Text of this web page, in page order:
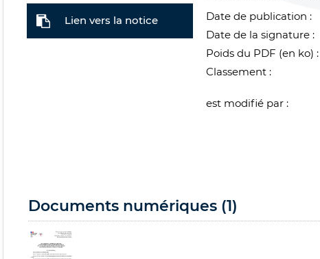
Lien vers la notice Date de publication :
Date de la signature :
Poids du PDF (en ko) :
Classement :
est modifié par :
Documents numériques (1)